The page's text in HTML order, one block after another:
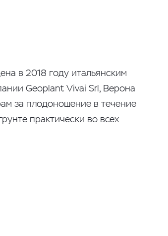
в 2018 году итальянским
Geoplant Vivai Srl, Верона
за плодоношение в течение
практически во всех